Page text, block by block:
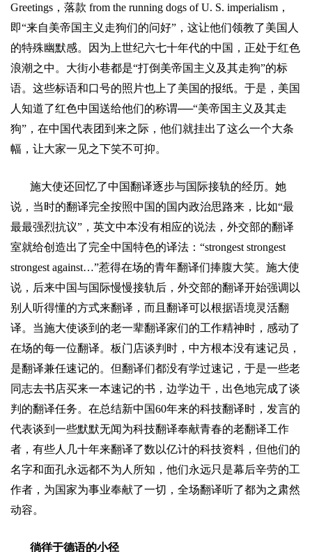
Greetings ，落款 from the running dogs of U. S. imperialism ，
即“来自美帝国主义走狗们的问好” ，这让他们领教了美国人
的特殊幽默感。因为上世纪六七十年代的中国，正处于红色
浪潮之中。大街小巷都是“打倒美帝国主义及其走狗”的标
语。这些标语和口号的照片也上了美国的报纸。于是，美国
人知道了红色中国送给他们的称谓──“美帝国主义及其走
狗” ，在中国代表团到来之际，他们就挂出了这么一个大条
幅，让大家一见之下笑不可抑。
施大使还回忆了中国翻译逐步与国际接轨的经历。她
说，当时的翻译完全按照中国的国内政治思路来，比如“最
最最强烈抗议” ，英文中本没有相应的说法，外交部的翻译
室就给创造出了完全中国特色的译法： “strongest strongest
strongest against…”惹得在场的青年翻译们捧腹大笑。施大使
说，后来中国与国际慢慢接轨后，外交部的翻译开始强调以
别人听得懂的方式来翻译，而且翻译可以根据语境灵活翻
译。当施大使谈到的老一辈翻译家们的工作精神时，感动了
在场的每一位翻译。板门店谈判时，中方根本没有速记员，
是翻译兼任速记的。但翻译们都没有学过速记，于是一些老
同志去书店买来一本速记的书，边学边干，出色地完成了谈
判的翻译任务。在总结新中国60年来的科技翻译时，发言的
代表谈到一些默默无闻为科技翻译奉献青春的老翻译工作
者，有些人几十年来翻译了数以亿计的科技资料，但他们的
名字和面孔永远都不为人所知，他们永远只是幕后辛劳的工
作者，为国家为事业奉献了一切，全场翻译听了都为之肃然
动容。
徜徉于德语的小径